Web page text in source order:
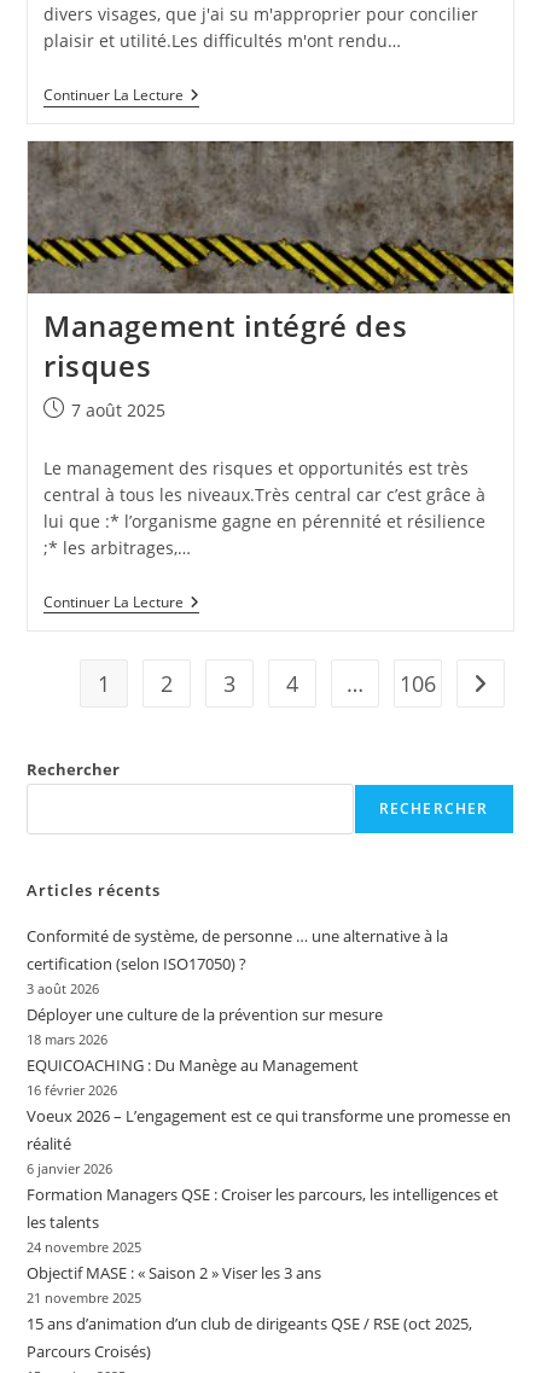
divers visages, que j'ai su m'approprier pour concilier
plaisir et utilité.Les difficultés m'ont rendu…
Continuer La LectureSylvie
8
De
Talentrepreneuriat
Management intégré des
risques
Publication
7 août 2025
Le management des risques et opportunités est très
central à tous les niveaux.Très central car c’est grâce à
lui que :* l’organisme gagne en pérennité et résilience
;* les arbitrages,…
Continuer La LectureManagement
Intégré
1 2 3 4 … 106 Aller à
Rechercher
RECHERCHER
Articles récents
Conformité de système, de personne … une alternative à la
certification (selon ISO17050) ?
3 août 2026
Déployer une culture de la prévention sur mesure
18 mars 2026
EQUICOACHING : Du Manège au Management
16 février 2026
Voeux 2026 – L’engagement est ce qui transforme une promesse en
réalité
6 janvier 2026
Formation Managers QSE : Croiser les parcours, les intelligences et
les talents
24 novembre 2025
Objectif MASE : « Saison 2 » Viser les 3 ans
21 novembre 2025
15 ans d’animation d’un club de dirigeants QSE / RSE (oct 2025,
Parcours Croisés)